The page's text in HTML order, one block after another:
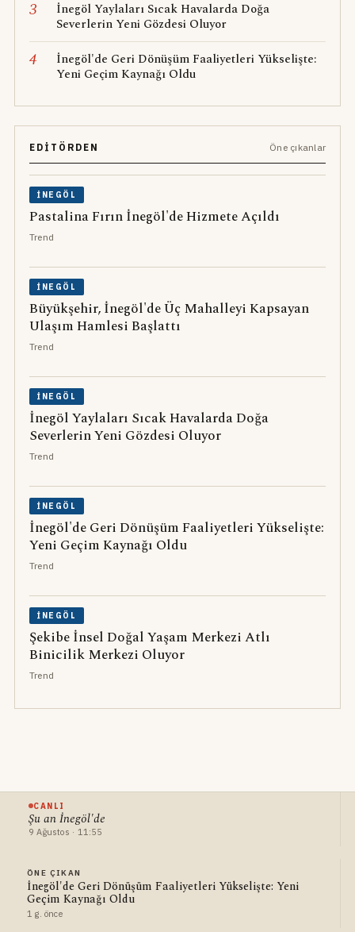
3
İnegöl Yaylaları Sıcak Havalarda Doğa
Severlerin Yeni Gözdesi Oluyor
4
İnegöl'de Geri Dönüşüm Faaliyetleri Yükselişte:
Yeni Geçim Kaynağı Oldu
EDITÖRDEN Öne çıkanlar
İNEGÖL
Pastalina Fırın İnegöl'de Hizmete Açıldı
Trend
İNEGÖL
Büyükşehir, İnegöl'de Üç Mahalleyi Kapsayan
Ulaşım Hamlesi Başlattı
Trend
İNEGÖL
İnegöl Yaylaları Sıcak Havalarda Doğa
Severlerin Yeni Gözdesi Oluyor
Trend
İNEGÖL
İnegöl'de Geri Dönüşüm Faaliyetleri Yükselişte:
Yeni Geçim Kaynağı Oldu
Trend
İNEGÖL
Şekibe İnsel Doğal Yaşam Merkezi Atlı
Binicilik Merkezi Oluyor
Trend
CANLI
Şu an İnegöl'de
9 Ağustos · 11:55
ÖNE ÇIKAN
İnegöl'de Geri Dönüşüm Faaliyetleri Yükselişte: Yeni
Geçim Kaynağı Oldu
1 g. önce